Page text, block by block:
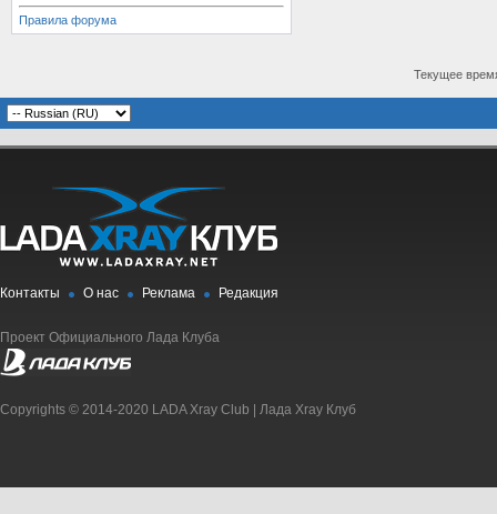
Правила форума
Текущее
Контакты О нас Реклама Редакция
Проект Официального Лада Клуба
Copyrights © 2014-2020 LADA Xray Club | Лада Xray Клуб